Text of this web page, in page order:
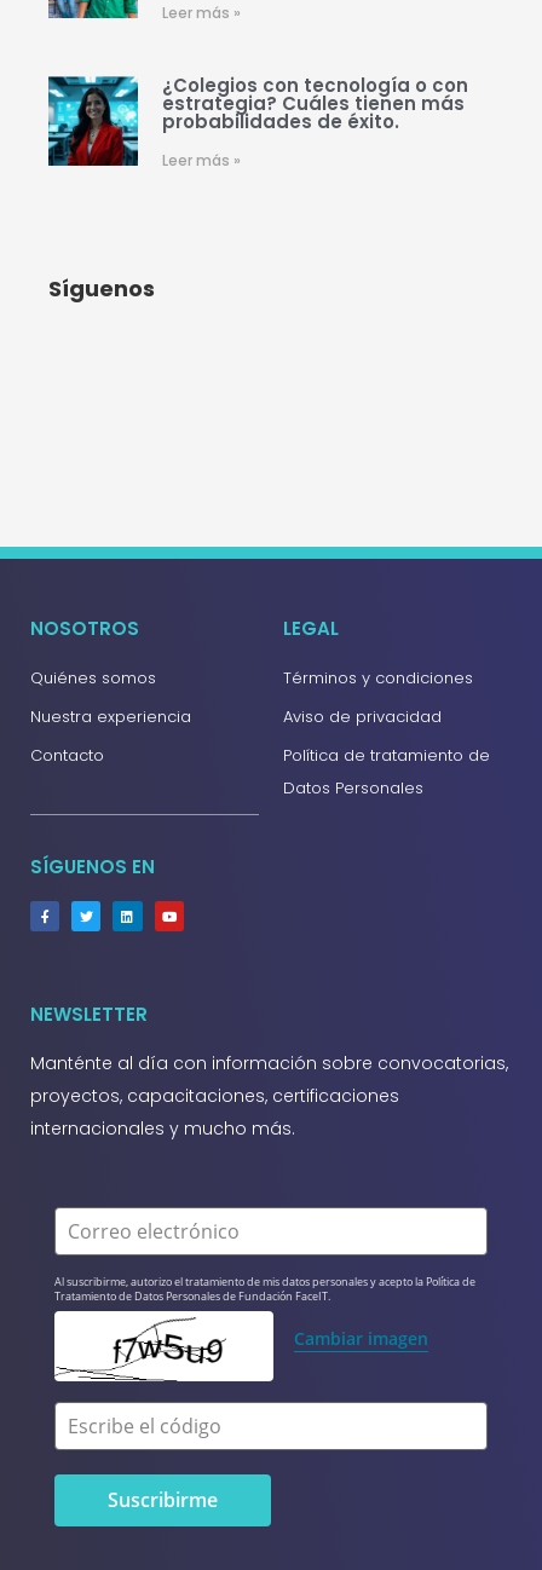
Leer más »
¿Colegios con tecnología o con
estrategia? Cuáles tienen más
probabilidades de éxito.
Leer más »
Síguenos
NOSOTROS
Quiénes somos
Nuestra experiencia
Contacto
SÍGUENOS EN
LEGAL
Términos y condiciones
Aviso de privacidad
Política de tratamiento de
Datos Personales
NEWSLETTER
Manténte al día con información sobre convocatorias,
proyectos, capacitaciones, certificaciones
internacionales y mucho más.
Correo electrónico
Al suscribirme, autorizo el tratamiento de mis datos personales y acepto la Política de
Tratamiento de Datos Personales de Fundación FaceIT.
Cambiar imagen
Escribe el código